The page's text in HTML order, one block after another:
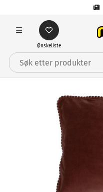
Ønskeliste